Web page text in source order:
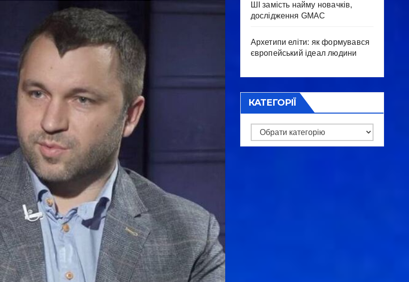
ШІ замість найму новачків,
дослідження GMAC
Архетипи еліти: як формувався
європейський ідеал людини
КАТЕГОРІЇ
Категорії